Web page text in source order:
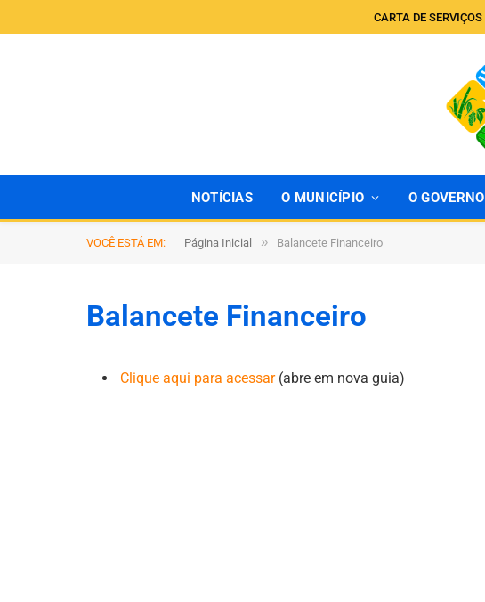
CARTA DE SERVIÇOS
NOTÍCIAS O MUNICÍPIO O GOVERNO
VOCÊ ESTÁ EM: Página Inicial » Balancete Financeiro
Balancete Financeiro
Clique aqui para acessar (abre em nova guia)